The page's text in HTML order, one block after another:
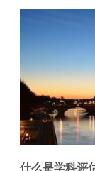
什么是学科评